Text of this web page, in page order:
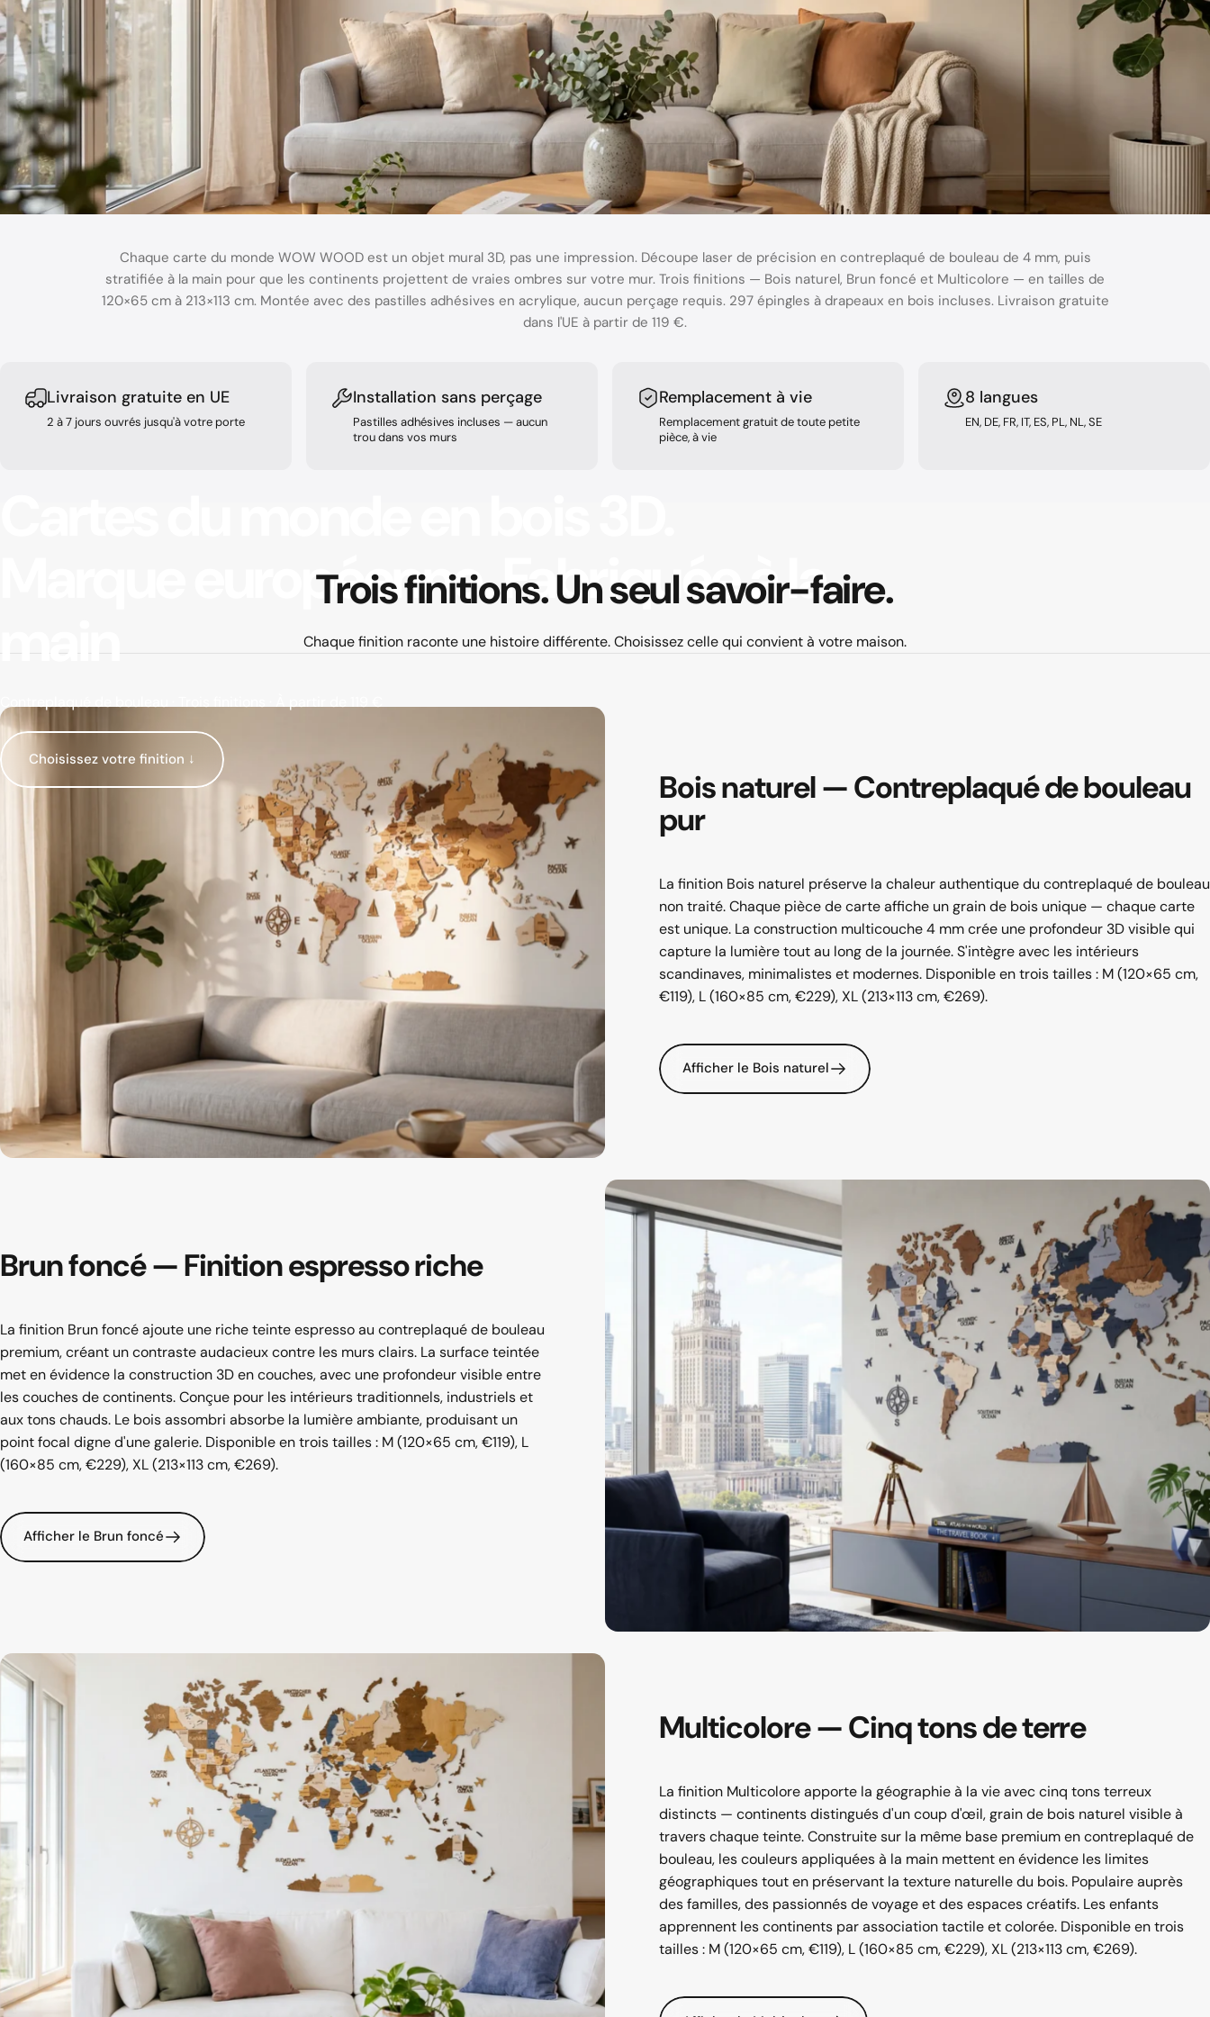
européenne.Fabriquéeàla
main
Choisissez votre finition ↓
Chaque carte du monde WOW WOOD est un objet mural 3D, pas une impression. Découpe laser de précision en contreplaqué de bouleau de 4 mm, puis
stratifiée à la main pour que les continents projettent de vraies ombres sur votre mur. Trois finitions — Bois naturel, Brun foncé et Multicolore — en tailles de
120×65 cm à 213×113 cm. Montée avec des pastilles adhésives en acrylique, aucun perçage requis. 297 épingles à drapeaux en bois incluses. Livraison gratuite
dans l'UE à partir de 119 €.
Livraison gratuite en UE
2 à 7 jours ouvrés jusqu'à votre porte
Installation sans perçage
Pastilles adhésives incluses — aucun
trou dans vos murs
Remplacement à vie
Remplacement gratuit de toute petite
pièce, à vie
8 langues
EN, DE, FR, IT, ES, PL, NL, SE
Troisfinitions.Unseulsavoir-faire.
Chaque finition raconte une histoire différente. Choisissez celle qui convient à votre maison.
Boisnaturel—Contreplaquédebouleau
pur
La finition Bois naturel préserve la chaleur authentique du contreplaqué de bouleau
non traité. Chaque pièce de carte affiche un grain de bois unique — chaque carte
est unique. La construction multicouche 4 mm crée une profondeur 3D visible qui
capture la lumière tout au long de la journée. S'intègre avec les intérieurs
scandinaves, minimalistes et modernes. Disponible en trois tailles : M (120×65 cm,
€119), L (160×85 cm, €229), XL (213×113 cm, €269).
Afficher le Bois naturel
Brunfoncé—Finitionespressoriche
La finition Brun foncé ajoute une riche teinte espresso au contreplaqué de bouleau
premium, créant un contraste audacieux contre les murs clairs. La surface teintée
met en évidence la construction 3D en couches, avec une profondeur visible entre
les couches de continents. Conçue pour les intérieurs traditionnels, industriels et
aux tons chauds. Le bois assombri absorbe la lumière ambiante, produisant un
point focal digne d'une galerie. Disponible en trois tailles : M (120×65 cm, €119), L
(160×85 cm, €229), XL (213×113 cm, €269).
Afficher le Brun foncé
Multicolore—Cinqtonsdeterre
La finition Multicolore apporte la géographie à la vie avec cinq tons terreux
distincts — continents distingués d'un coup d'œil, grain de bois naturel visible à
travers chaque teinte. Construite sur la même base premium en contreplaqué de
bouleau, les couleurs appliquées à la main mettent en évidence les limites
géographiques tout en préservant la texture naturelle du bois. Populaire auprès
des familles, des passionnés de voyage et des espaces créatifs. Les enfants
apprennent les continents par association tactile et colorée. Disponible en trois
tailles : M (120×65 cm, €119), L (160×85 cm, €229), XL (213×113 cm, €269).